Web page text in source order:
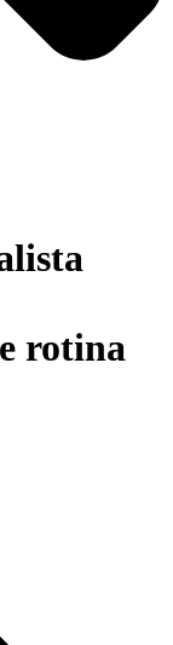
rotina